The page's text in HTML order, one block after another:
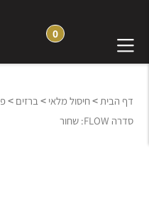
0
דף הבית>חיסול מלאי > ברזים >
סדרה FLOW: שחור